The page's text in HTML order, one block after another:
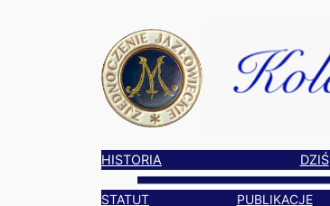
HISTORIA DZIŚ
STATUT PUBLIKACJE